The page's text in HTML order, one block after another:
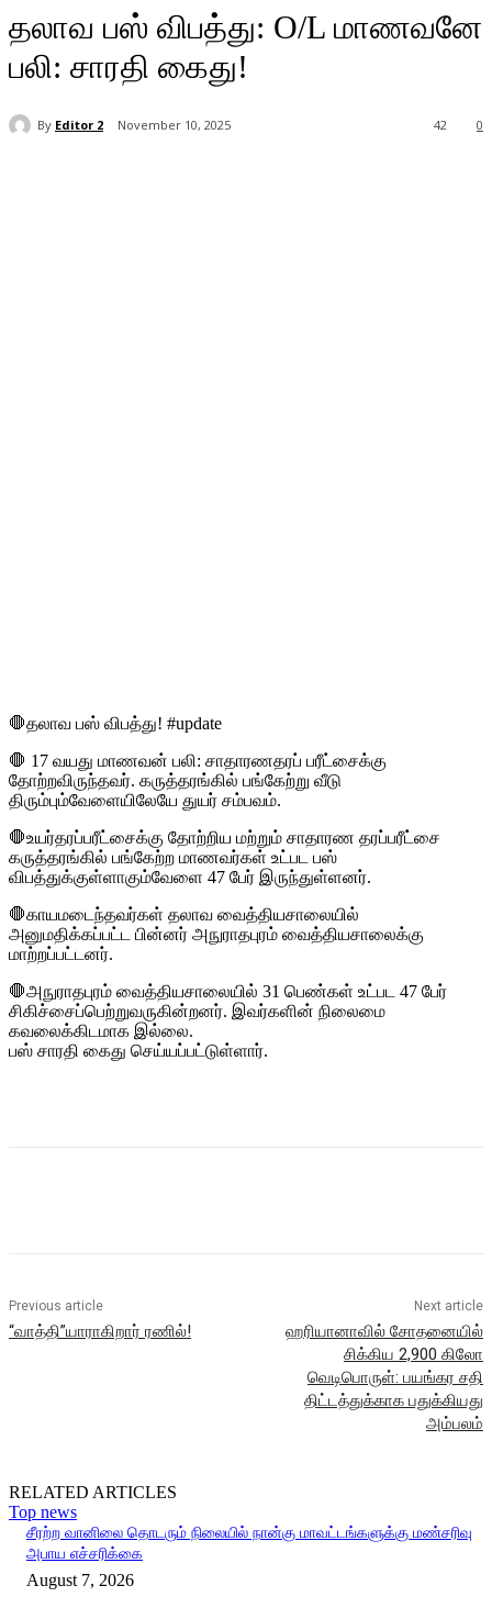
தலாவ பஸ் விபத்து: O/L மாணவனே
பலி: சாரதி கைது!
By Editor 2 November 10, 2025 0
42
🛑தலாவ பஸ் விபத்து! #update
🛑 17 வயது மாணவன் பலி: சாதாரணதரப் பரீட்சைக்கு
தோற்றவிருந்தவர். கருத்தரங்கில் பங்கேற்று வீடு
திரும்பும்வேளையிலேயே துயர் சம்பவம்.
🛑உயர்தரப்பரீட்சைக்கு தோற்றிய மற்றும் சாதாரண தரப்பரீட்சை
கருத்தரங்கில் பங்கேற்ற மாணவர்கள் உட்பட பஸ்
விபத்துக்குள்ளாகும்வேளை 47 பேர் இருந்துள்ளனர்.
🛑காயமடைந்தவர்கள் தலாவ வைத்தியசாலையில்
அனுமதிக்கப்பட்ட பின்னர் அநுராதபுரம் வைத்தியசாலைக்கு
மாற்றப்பட்டனர்.
🛑அநுராதபுரம் வைத்தியசாலையில் 31 பெண்கள் உட்பட 47 பேர்
சிகிச்சைப்பெற்றுவருகின்றனர். இவர்களின் நிலைமை
கவலைக்கிடமாக இல்லை.
பஸ் சாரதி கைது செய்யப்பட்டுள்ளார்.
Previous article
“வாத்தி”யாராகிறார் ரணில்!
Next article
ஹரியானாவில் சோதனையில்
சிக்கிய 2,900 கிலோ
வெடிபொருள்: பயங்கர சதி
திட்டத்துக்காக பதுக்கியது
அம்பலம்
RELATED ARTICLES
Top news
சீரற்ற வானிலை தொடரும் நிலையில் நான்கு மாவட்டங்களுக்கு மண்சரிவு
அபாய எச்சரிக்கை
August 7, 2026